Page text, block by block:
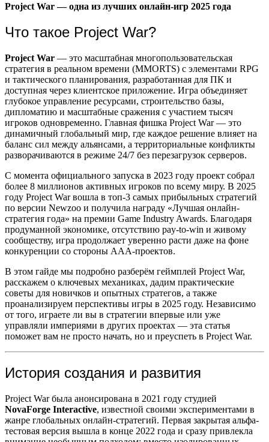
Project War — одна из лучших онлайн-игр 2025 года
Что такое Project War?
Project War — это масштабная многопользовательская
стратегия в реальном времени (MMORTS) с элементами RPG
и тактического планирования, разработанная для ПК и
доступная через клиентское приложение. Игра объединяет
глубокое управление ресурсами, строительство базы,
дипломатию и масштабные сражения с участием тысяч
игроков одновременно. Главная фишка Project War — это
динамичный глобальный мир, где каждое решение влияет на
баланс сил между альянсами, а территориальные конфликты
разворачиваются в режиме 24/7 без перезагрузок серверов.
С момента официального запуска в 2023 году проект собрал
более 8 миллионов активных игроков по всему миру. В 2025
году Project War вошла в топ-3 самых прибыльных стратегий
по версии Newzoo и получила награду «Лучшая онлайн-
стратегия года» на премии Game Industry Awards. Благодаря
продуманной экономике, отсутствию pay-to-win и живому
сообществу, игра продолжает уверенно расти даже на фоне
конкуренции со стороны AAA-проектов.
В этом гайде мы подробно разберём геймплей Project War,
расскажем о ключевых механиках, дадим практические
советы для новичков и опытных стратегов, а также
проанализируем перспективы игры в 2025 году. Независимо
от того, играете ли вы в стратегии впервые или уже
управляли империями в других проектах — эта статья
поможет вам не просто начать, но и преуспеть в Project War.
История создания и развития
Project War была анонсирована в 2021 году студией
NovaForge Interactive, известной своими экспериментами в
жанре глобальных онлайн-стратегий. Первая закрытая альфа-
тестовая версия вышла в конце 2022 года и сразу привлекла